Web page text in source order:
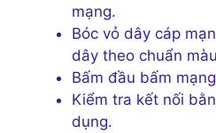
mạng.
Bóc vỏ dây cáp
dây theo chuẩn
Bấm đầu bấm
Kiểm tra kết nối
dụng.